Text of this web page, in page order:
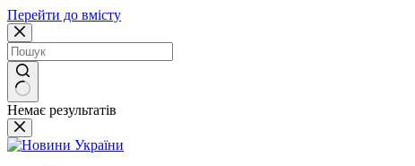
Перейти до вмісту
Немає результатів